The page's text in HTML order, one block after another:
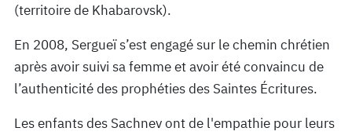
(territoire de Khabarovsk).
En 2008, Sergueï s’est engagé sur le chemin chrétien
après avoir suivi sa femme et avoir été convaincu de
l’authenticité des prophéties des Saintes Écritures.
Les enfants des Sachnev ont de l'empathie pour leurs